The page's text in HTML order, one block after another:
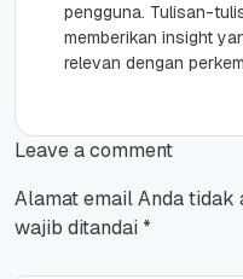
pengguna. Tulisan-
memberikan insight
relevan dengan
Leave a comment
Alamat email Anda tidak
wajib ditandai *